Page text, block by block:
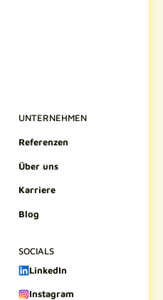
UNTERNEHMEN
Referenzen
Über uns
Karriere
Blog
SOCIALS
LinkedIn
Instagram